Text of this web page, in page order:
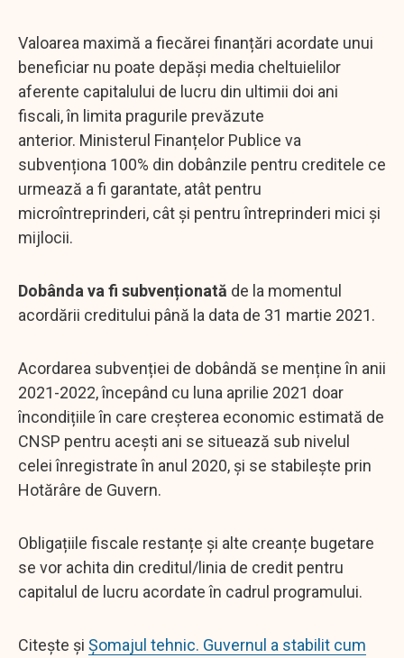
Valoarea maximă a fiecărei finanțări acordate unui
beneficiar nu poate depăși media cheltuielilor
aferente capitalului de lucru din ultimii doi ani
fiscali, în limita pragurile prevăzute
anterior. Ministerul Finanțelor Publice va
subvenționa 100% din dobânzile pentru creditele ce
urmează a fi garantate, atât pentru
microîntreprinderi, cât și pentru întreprinderi mici și
mijlocii.
Dobânda va fi subvenționată de la momentul
acordării creditului până la data de 31 martie 2021.
Acordarea subvenției de dobândă se menține în anii
2021-2022, începând cu luna aprilie 2021 doar
încondițiile în care creșterea economic estimată de
CNSP pentru acești ani se situează sub nivelul
celei înregistrate în anul 2020, și se stabilește prin
Hotărâre de Guvern.
Obligațiile fiscale restanțe și alte creanțe bugetare
se vor achita din creditul/linia de credit pentru
capitalul de lucru acordate în cadrul programului.
Citește și Șomajul tehnic. Guvernul a stabilit cum